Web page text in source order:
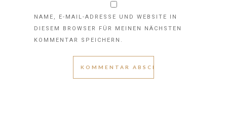
NAME, E-MAIL-ADRESSE UND WEBSITE IN
DIESEM BROWSER FÜR MEINEN NÄCHSTEN
KOMMENTAR SPEICHERN.